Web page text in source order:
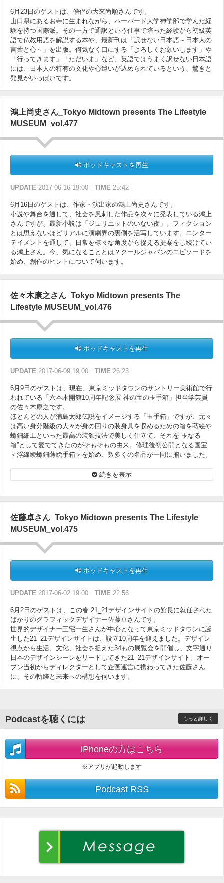
6月23日のゲストは、僧侶の大來尚順さんです。
山口県にあるお寺に生まれながら、ハーバード大学神学部で学んだ経
験を持つ国際派。その一方で通訳という仕事で培った経験から初級英
語で仏教用語を解説する本や、最新刊は「訳せない日本語～日本人の
言葉と心～」を出版。何気なく口にする「よろしくお願いします」や
「行ってきます」「ただいま」など、英語ではうまく訳せない日本語
には、日本人の特有の文化や心遣いが込められているという、驚きと
発見がいっぱいです。
鴻上尚史さん_Tokyo Midtown presents The Lifestyle
MUSEUM_vol.477
ポッドキャストを再生
UPDATE 2017-06-16 19:00 TIME 25:42
6月16日のゲストは、作家・演出家の鴻上尚史さんです。
小説や舞台を通して、社会を風刺した作品を次々に発表している鴻上
さんですが、最新小説は「ジュリエットのいない夜」。フィクション
とは思えないほどリアルに演劇界の裏側を活写しています。エンター
テイメントを通して、日常を様々な角度から捉える提案をし続けてい
る鴻上さん。今、気になることとは？クールジャパンのエピソードを
始め、創作のヒントについて伺います。
佐々木康之さん_Tokyo Midtown presents The
Lifestyle MUSEUM_vol.476
ポッドキャストを再生
UPDATE 2017-06-09 19:00 TIME 26:23
6月9日のゲストは、現在、東京ミッドタウンのサントリー美術館で行
われている「六本木開館10周年記念展 神の宝の玉手箱」担当学芸員
の佐々木康之です。
ほとんどの人が浦島太郎伝説をイメージする「玉手箱」ですが、元々
は高い身分階級の人々が身の回りの装身具を収めるための箱を蒔絵や
螺鈿細工といった最高の装飾技法で美しく仕立て、それを”玉なる
箱”として愛でてきたのがそもそもの由来。修理後初公開となる国宝
＜浮線綾螺鈿蒔絵手箱＞を始め、数多くの名品が一同に揃いました。
続きを表示
佐藤卓さん_Tokyo Midtown presents The Lifestyle
MUSEUM_vol.475
ポッドキャストを再生
UPDATE 2017-06-02 19:00 TIME 22:56
6月2日のゲストは、この春 21_21デザインサイトの館長に就任された
ばかりのグラフィックデザイナー佐藤卓さんです。
世界的デザイナー三宅一生さんが中心となって東京ミッドタウンに誕
生した21_21デザインサイトは、設立10周年を迎えました。デザイン
視点から生活、文化、社会を捉えた34もの展覧会を開催し、文字通り
日本のデザインシーンをリードしてきた21_21デザインサイト。オー
プン当初からディレクターとして企画運営に携わってきた佐藤さん
に、その軌跡と未来への構想を伺います。
Podcastを聴くには もっと詳しく
iPhoneの方はこちら
※アプリが起動します
Podcast RSS